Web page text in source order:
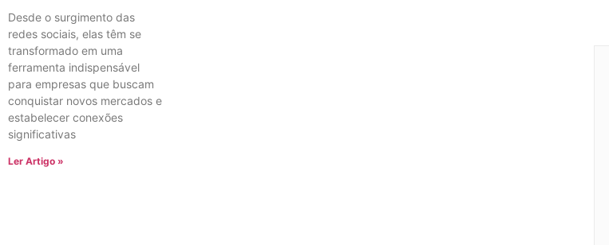
Desde o surgimento das
redes sociais, elas têm se
transformado em uma
ferramenta indispensável
para empresas que buscam
conquistar novos mercados e
estabelecer conexões
significativas
Ler Artigo »